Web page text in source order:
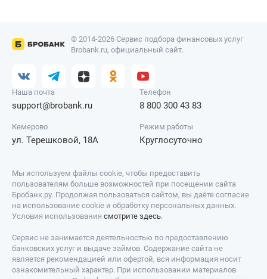
© 2014-2026 Сервис подбора финансовых услуг
Brobank.ru, официальный сайт.
Наша почта
support@brobank.ru
Телефон
8 800 300 43 83
Кемерово
ул. Терешковой, 18А
Режим работы
Круглосуточно
Мы используем файлы cookie, чтобы предоставить
пользователям больше возможностей при посещении сайта
Бробанк.ру. Продолжая пользоваться сайтом, вы даёте согласие
на использование cookie и обработку персональных данных.
Условия использования смотрите здесь.
Сервис не занимается деятельностью по предоставлению
банковских услуг и выдаче займов. Содержание сайта не
является рекомендацией или офертой, вся информация носит
ознакомительный характер. При использовании материалов